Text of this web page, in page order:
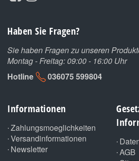
Haben Sie Fragen?
Sie haben Fragen zu unseren
Montag - Freitag: 09:00 - 16:00 Uhr
Hotline
036075 599804
Informationen
Zahlungsmoeglichkeiten
Versandinformationen
Newsletter
AGB